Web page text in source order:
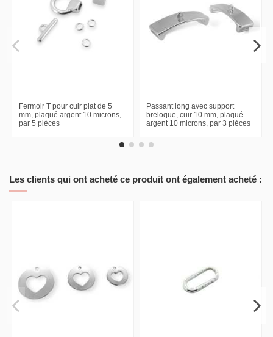
Fermoir T pour cuir plat de 5
mm, plaqué argent 10 microns,
par 5 pièces
Passant long avec support
breloque, cuir 10 mm, plaqué
argent 10 microns, par 3 pièces
Les clients qui ont acheté ce produit ont également acheté :